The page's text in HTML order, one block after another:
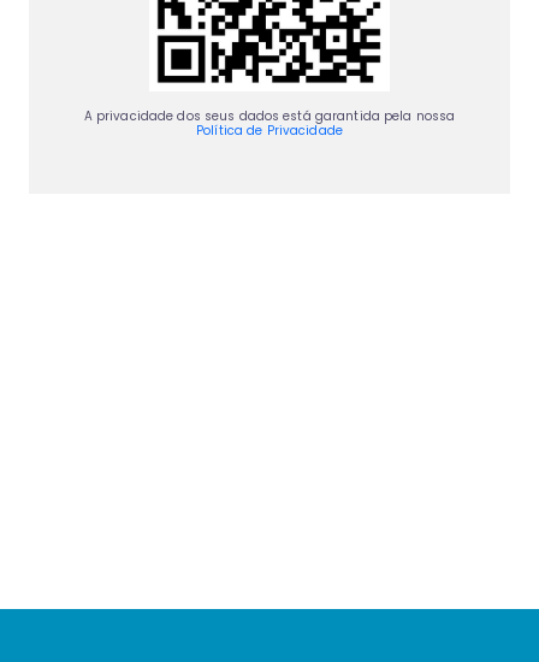
A privacidade dos seus dados está garantida pela nossa
Política de Privacidade